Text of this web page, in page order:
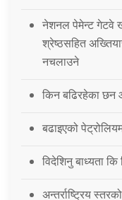
नेशनल पेमेन्ट गेटवे
श्रेष्ठसहित
नचलाउने
किन बढिरहेका छन
बढाइएको
विदेशिनु बाध्यता
अन्तर्राष्ट्रिय